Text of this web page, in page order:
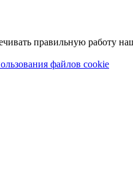
правильную работу
файлов cookie